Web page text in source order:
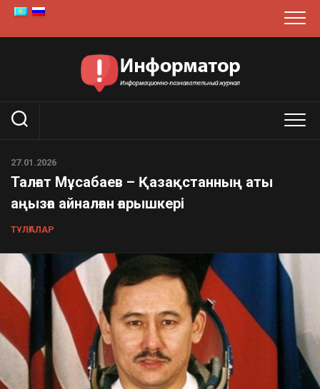
Skip
content
27.01.2026
Талғат Мұсабаев – Қазақстанның аты
аңызға айналған ғарышкері
ТҰЛҒАЛАР